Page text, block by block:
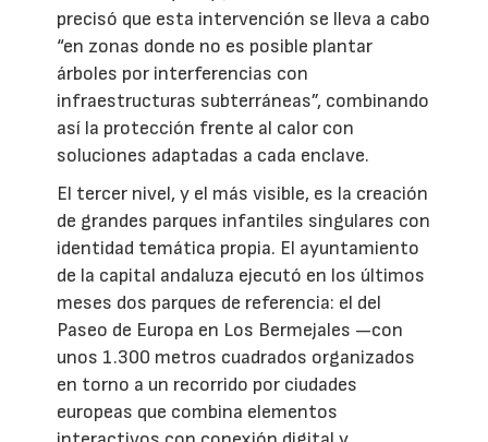
precisó que esta intervención se lleva a cabo
“en zonas donde no es posible plantar
árboles por interferencias con
infraestructuras subterráneas”, combinando
así la protección frente al calor con
soluciones adaptadas a cada enclave.
El tercer nivel, y el más visible, es la creación
de grandes parques infantiles singulares con
identidad temática propia. El ayuntamiento
de la capital andaluza ejecutó en los últimos
meses dos parques de referencia: el del
Paseo de Europa en Los Bermejales —con
unos 1.300 metros cuadrados organizados
en torno a un recorrido por ciudades
europeas que combina elementos